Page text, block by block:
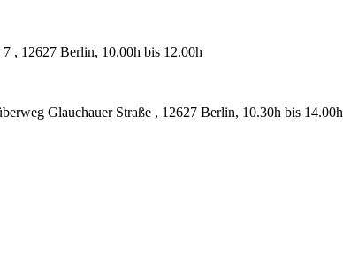
, 12627 Berlin, 10.00h bis 12.00h
Glauchauer Straße , 12627 Berlin, 10.30h bis 14.00h